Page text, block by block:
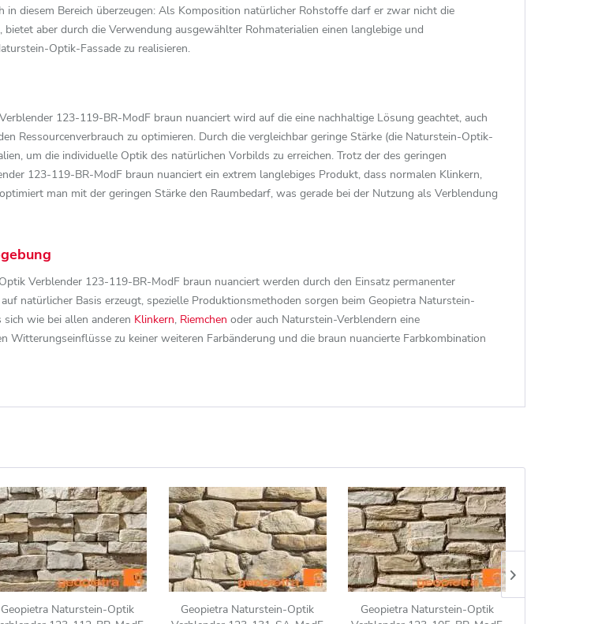
diesem Bereich überzeugen: Als Komposition natürlicher Rohstoffe darf er zwar nicht die
aber durch die Verwendung ausgewählter Rohmaterialien einen langlebige und
Optik-Fassade zu realisieren.
123-119-BR-ModF braun nuanciert wird auf die eine nachhaltige Lösung geachtet, auch
Ressourcenverbrauch zu optimieren. Durch die vergleichbar geringe Stärke (die Naturstein-Optik-
um die individuelle Optik des natürlichen Vorbilds zu erreichen. Trotz der des geringen
123-119-BR-ModF braun nuanciert ein extrem langlebiges Produkt, dass normalen Klinkern,
man mit der geringen Stärke den Raumbedarf, was gerade bei der Nutzung als Verblendung
Verblender 123-119-BR-ModF braun nuanciert werden durch den Einsatz permanenter
natürlicher Basis erzeugt, spezielle Produktionsmethoden sorgen beim Geopietra Naturstein-
wie bei allen anderen Klinkern, Riemchen oder auch Naturstein-Verblendern eine
zu keiner weiteren Farbänderung und die braun nuancierte Farbkombination
Geopietra Naturstein-Optik
Geopietra Naturstein-Optik
Geopietra Naturstein-Optik